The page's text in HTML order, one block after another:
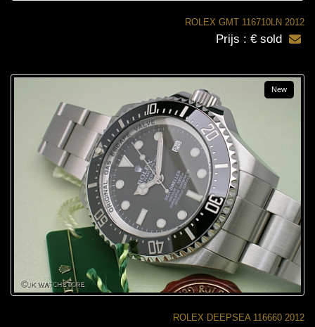
ROLEX GMT 116710LN 2012
Prijs : € sold
ROLEX DEEPSEA 116660 2012
New